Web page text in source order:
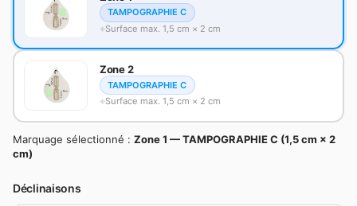
TAMPOGRAPHIE C
Surface max. 1,5 cm × 2 cm
Zone 2
TAMPOGRAPHIE C
Surface max. 1,5 cm × 2 cm
Marquage sélectionné : Zone 1 — TAMPOGRAPHIE C (1,5 cm × 2
cm)
Déclinaisons